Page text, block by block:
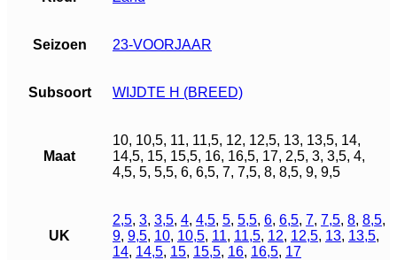
Seizoen 23-VOORJAAR
Subsoort WIJDTE H (BREED)
Maat
10, 10,5, 11, 11,5, 12, 12,5, 13, 13,5, 14,
14,5, 15, 15,5, 16, 16,5, 17, 2,5, 3, 3,5, 4,
4,5, 5, 5,5, 6, 6,5, 7, 7,5, 8, 8,5, 9, 9,5
UK
2,5, 3, 3,5, 4, 4,5, 5, 5,5, 6, 6,5, 7, 7,5, 8, 8,5,
9, 9,5, 10, 10,5, 11, 11,5, 12, 12,5, 13, 13,5,
14, 14,5, 15, 15,5, 16, 16,5, 17